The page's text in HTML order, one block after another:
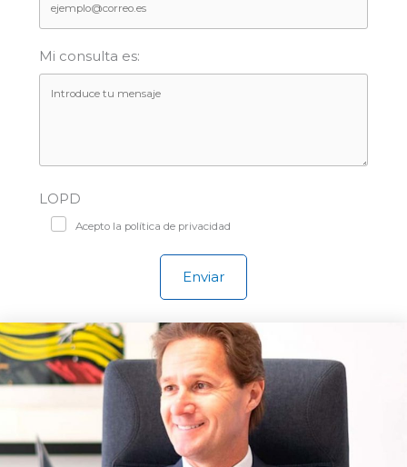
Mi consulta es:
LOPD
Acepto la política de privacidad
Enviar